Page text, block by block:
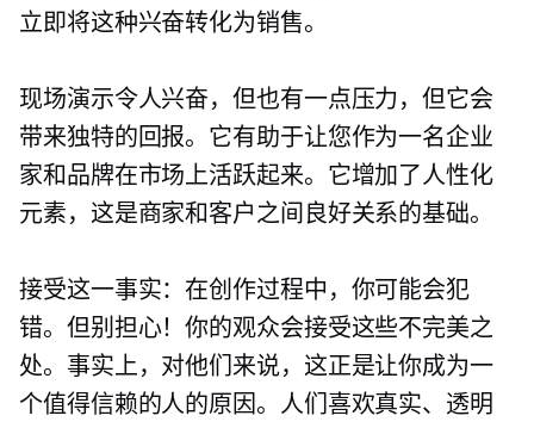
立即将这种兴奋转化为销售。
现场演示令人兴奋，但也有一点压力，但它会
带来独特的回报。它有助于让您作为一名企业
家和品牌在市场上活跃起来。它增加了人性化
元素，这是商家和客户之间良好关系的基础。
接受这一事实：在创作过程中，你可能会犯
错。但别担心！你的观众会接受这些不完美之
处。事实上，对他们来说，这正是让你成为一
个值得信赖的人的原因。人们喜欢真实、透明